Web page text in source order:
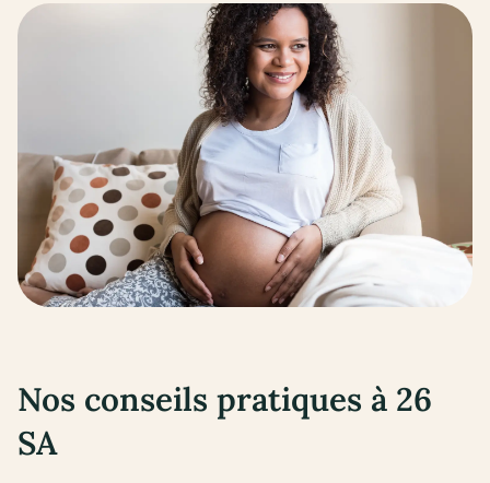
Nos conseils pratiques à 26
SA